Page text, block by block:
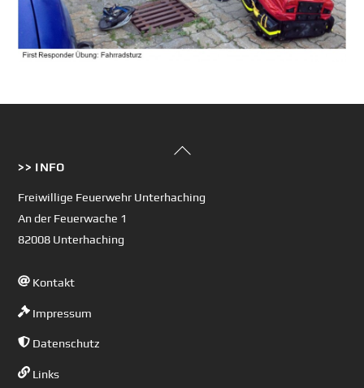
Back
>> INFO
Freiwillige Feuerwehr Unterhaching
An der Feuerwache 1
82008 Unterhaching
Kontakt
Impressum
Datenschutz
Links